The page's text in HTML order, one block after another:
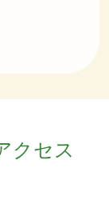
クセス